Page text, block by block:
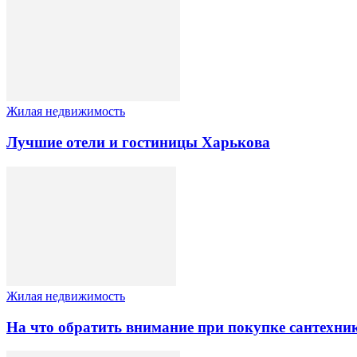
Жилая недвижимость
Лучшие отели и гостиницы Харькова
Жилая недвижимость
На что обратить внимание при покупке